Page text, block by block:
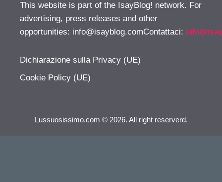
This website is part of the IsayBlog! network. For
advertising, press releases and other
opportunities: info@isayblog.comContattaci:
Dichiarazione sulla Privacy (UE)
Cookie Policy (UE)
Lussuosissimo.com © 2026. All right reserverd.